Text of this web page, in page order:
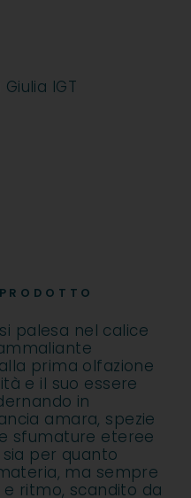
IGT
palesa nel calice
prima olfazione
e il suo essere
in
amara, spezie
sfumature eteree
per quanto
ma sempre
ritmo, scandito da